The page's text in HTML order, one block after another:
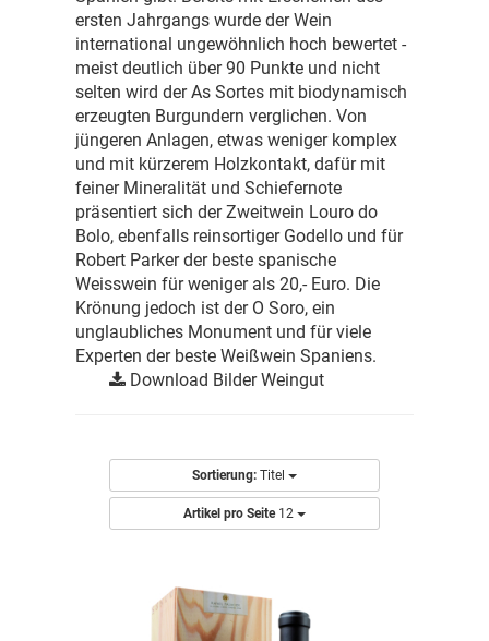
ersten Jahrgangs wurde der Wein
international ungewöhnlich hoch bewertet -
meist deutlich über 90 Punkte und nicht
selten wird der As Sortes mit biodynamisch
erzeugten Burgundern verglichen. Von
jüngeren Anlagen, etwas weniger komplex
und mit kürzerem Holzkontakt, dafür mit
feiner Mineralität und Schiefernote
präsentiert sich der Zweitwein Louro do
Bolo, ebenfalls reinsortiger Godello und für
Robert Parker der beste spanische
Weisswein für weniger als 20,- Euro. Die
Krönung jedoch ist der O Soro, ein
unglaubliches Monument und für viele
Experten der beste Weißwein Spaniens.
Download Bilder Weingut
Sortierung: Titel
Artikel pro Seite 12